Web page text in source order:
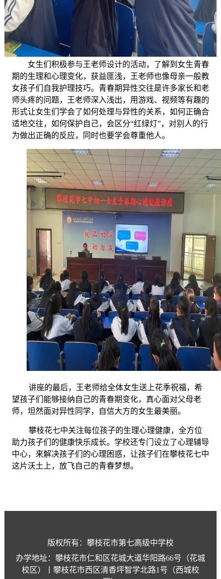
女生们积极参与王老师设计的活动，了解到女生青春
期的生理和心理变化，获益匪浅，王老师也像母亲一般教
女孩子们自我护理技巧。青春期异性交往是许多家长和老
师头疼的问题，王老师深入浅出，用游戏、视频等有趣的
形式让女生们学会了如何处理与异性的关系，如何正确合
适地交往，如何保护自己，会区分“红绿灯”，对别人的行
为做出正确的反应，同时也要学会尊重他人。
讲座的最后，王老师给全体女生送上花季祝福，希
望孩子们能够接纳自己的青春期变化，真心面对父母老
师，坦然面对异性同学，自信大方的女生最美丽。
攀枝花七中关注每位孩子的生理心理健康，全方位
助力孩子们的健康快乐成长。学校还专门设立了心理辅导
中心，来解决孩子们的心理困惑，让孩子们在攀枝花七中
这片沃土上，放飞自己的青春梦想。
版权所有：攀枝花市第七高级中学校
办学地址：攀枝花市仁和区花城大道华阳路66号（花城
校区）丨攀枝花市西区清香坪智学北路1号（西城校